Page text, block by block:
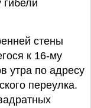
гибели
стены
к 16-му
утра по адресу
переулка.